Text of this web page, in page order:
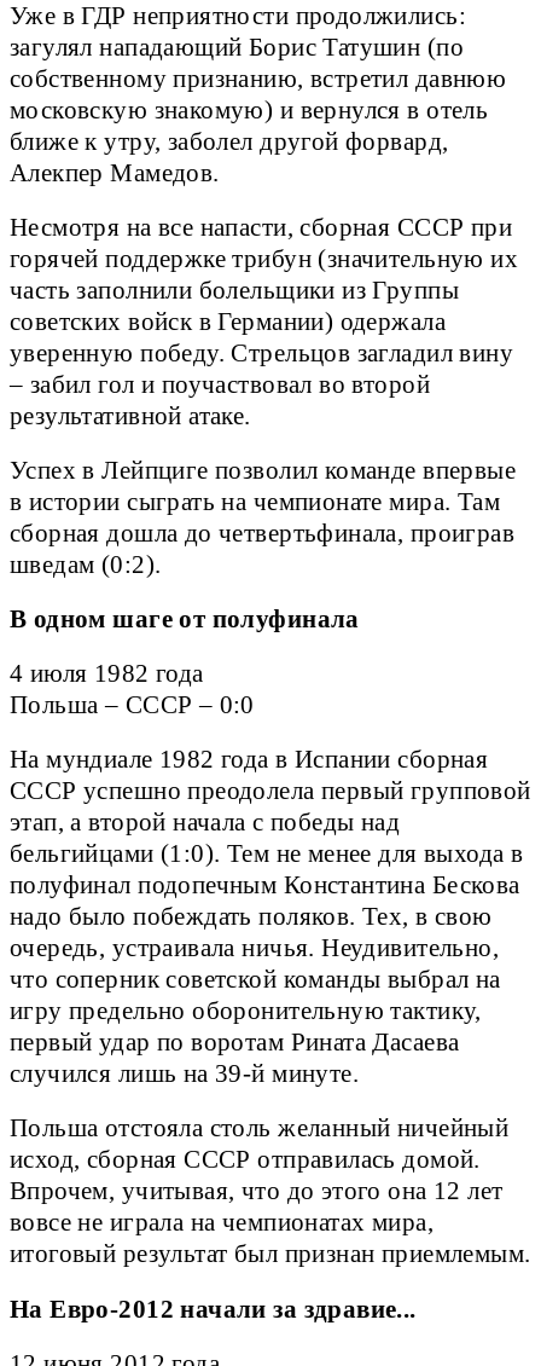
Уже в ГДР неприятности продолжились:
загулял нападающий Борис Татушин (по
собственному признанию, встретил давнюю
московскую знакомую) и вернулся в отель
ближе к утру, заболел другой форвард,
Алекпер Мамедов.
Несмотря на все напасти, сборная СССР при
горячей поддержке трибун (значительную их
часть заполнили болельщики из Группы
советских войск в Германии) одержала
уверенную победу. Стрельцов загладил вину
– забил гол и поучаствовал во второй
результативной атаке.
Успех в Лейпциге позволил команде впервые
в истории сыграть на чемпионате мира. Там
сборная дошла до четвертьфинала, проиграв
шведам (0:2).
В одном шаге от полуфинала
4 июля 1982 года
Польша – СССР – 0:0
На мундиале 1982 года в Испании сборная
СССР успешно преодолела первый групповой
этап, а второй начала с победы над
бельгийцами (1:0). Тем не менее для выхода в
полуфинал подопечным Константина Бескова
надо было побеждать поляков. Тех, в свою
очередь, устраивала ничья. Неудивительно,
что соперник советской команды выбрал на
игру предельно оборонительную тактику,
первый удар по воротам Рината Дасаева
случился лишь на 39-й минуте.
Польша отстояла столь желанный ничейный
исход, сборная СССР отправилась домой.
Впрочем, учитывая, что до этого она 12 лет
вовсе не играла на чемпионатах мира,
итоговый результат был признан приемлемым.
На Евро-2012 начали за здравие...